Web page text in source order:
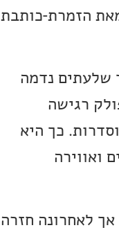
הזמרת-כותבת
שלעתים נדמה
רגישה
כך היא
ואווירה
אך לאחרונה חזרה